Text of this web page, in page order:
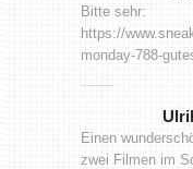
Bitte sehr:
https://
monday-788-
Einen
zwei Filmen im